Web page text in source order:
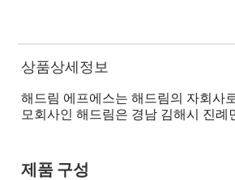
상품상세정보
해드림 에프에스는 해드림의 자회사
모회사인 해드림은 경남 김해시 진
제품 구성